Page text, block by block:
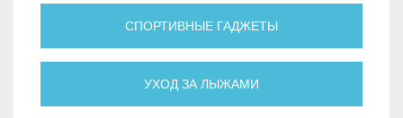
СПОРТИВНЫЕ ГАДЖЕТЫ
УХОД ЗА ЛЫЖАМИ